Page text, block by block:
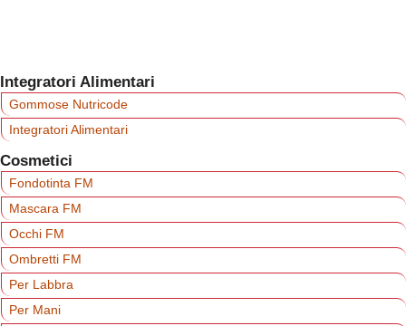
Integratori Alimentari
Gommose Nutricode
Integratori Alimentari
Cosmetici
Fondotinta FM
Mascara FM
Occhi FM
Ombretti FM
Per Labbra
Per Mani